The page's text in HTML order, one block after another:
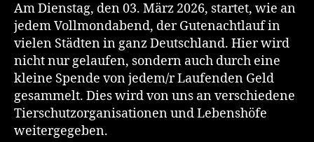
Am Dienstag, den 03. März 2026, startet, wie an
jedem Vollmondabend, der Gutenachtlauf in
vielen Städten in ganz Deutschland. Hier wird
nicht nur gelaufen, sondern auch durch eine
kleine Spende von jedem/r Laufenden Geld
gesammelt. Dies wird von uns an verschiedene
Tierschutzorganisationen und Lebenshöfe
weitergegeben.